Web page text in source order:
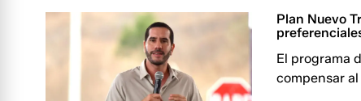
Plan Nuevo
El programa
compensar